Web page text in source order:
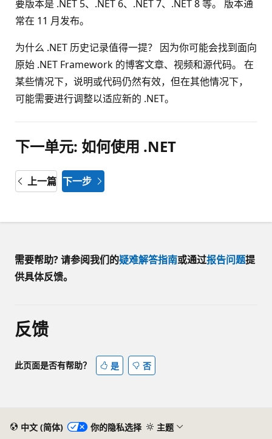
要版本是 .NET 5、.NET 6、.NET 7、.NET 8 等。 版本通
常在 11 月发布。
为什么 .NET 历史记录值得一提？ 因为你可能会找到面向
原始 .NET Framework 的博客文章、视频和源代码。 在
某些情况下，说明或代码仍然有效，但在其他情况下，
可能需要进行调整以适应新的 .NET。
下一单元: 如何使用 .NET
上一篇 下一步
需要帮助? 请参阅我们的疑难解答指南或通过报告问题提
供具体反馈。
反馈
此页面是否有帮助？ 是 否
中文 (简体) 你的隐私选择 主题